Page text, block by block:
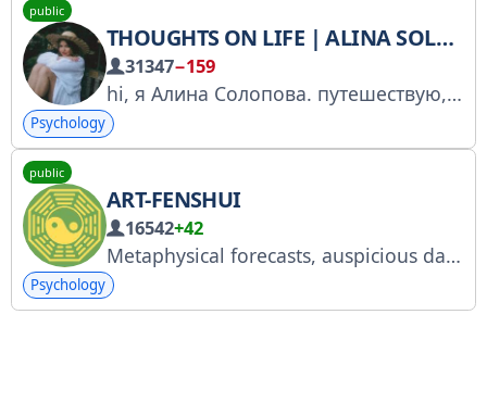
public
THOUGHTS ON LIFE | ALINA SOLOPOVA
31347−159
hi, я Алина Солопова. путешествую, создаю документальные фильмы, медитации и YouTube-ролики.
Psychology
public
ART-FENSHUI
16542+42
Metaphysical forecasts, auspicious dates, and luck activations https://beacons.ai/artfenshui
Psychology